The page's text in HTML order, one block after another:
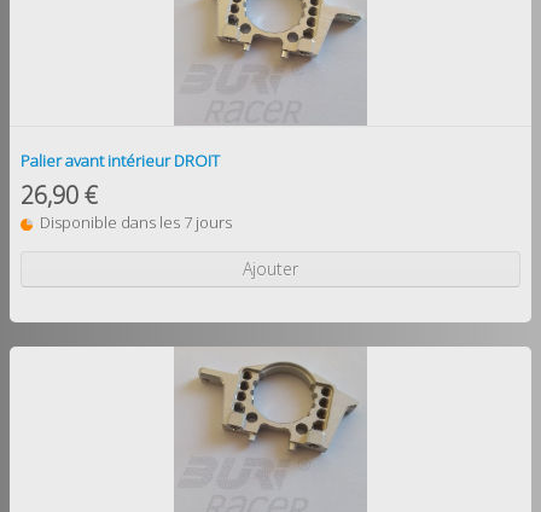
Palier avant intérieur DROIT
26,90 €
Disponible dans les 7 jours
Ajouter